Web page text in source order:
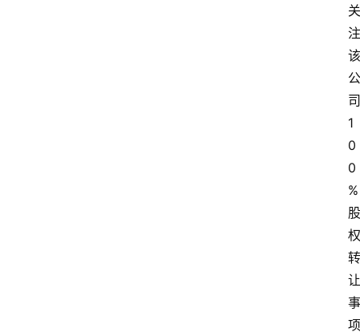
关
注
该
公
司
1
0
0
%
股
权
转
让
事
项